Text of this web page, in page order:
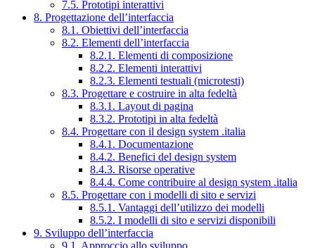
7.5. Prototipi interattivi
8. Progettazione dell’interfaccia
8.1. Obiettivi dell’interfaccia
8.2. Elementi dell’interfaccia
8.2.1. Elementi di composizione
8.2.2. Elementi interattivi
8.2.3. Elementi testuali (microtesti)
8.3. Progettare e costruire in alta fedeltà
8.3.1. Layout di pagina
8.3.2. Prototipi in alta fedeltà
8.4. Progettare con il design system .italia
8.4.1. Documentazione
8.4.2. Benefici del design system
8.4.3. Risorse operative
8.4.4. Come contribuire al design system .italia
8.5. Progettare con i modelli di sito e servizi
8.5.1. Vantaggi dell’utilizzo dei modelli
8.5.2. I modelli di sito e servizi disponibili
9. Sviluppo dell’interfaccia
9.1. Approccio allo sviluppo